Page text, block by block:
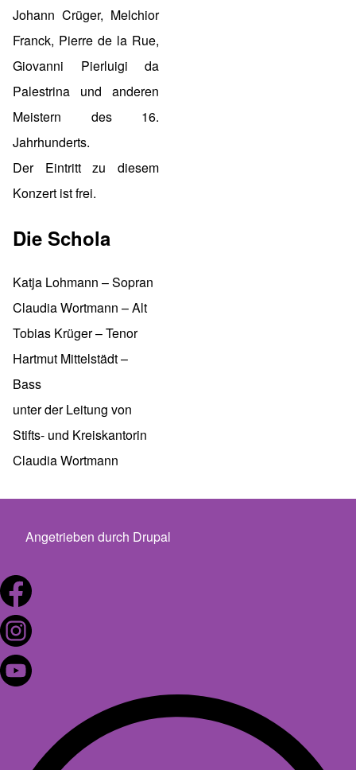
Johann Crüger, Melchior
Franck, Pierre de la Rue,
Giovanni Pierluigi da
Palestrina und anderen
Meistern des 16.
Jahrhunderts.
Der Eintritt zu diesem
Konzert ist frei.
Die Schola
Katja Lohmann – Sopran
Claudia Wortmann – Alt
Tobias Krüger – Tenor
Hartmut Mittelstädt –
Bass
unter der Leitung von
Stifts- und Kreiskantorin
Claudia Wortmann
Angetrieben durch Drupal